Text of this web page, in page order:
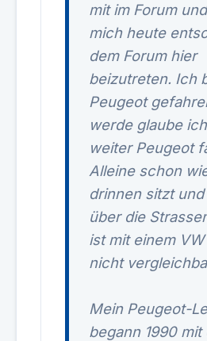
mit im Forum
mich heute
dem Forum hier
beizutreten. Ich
Peugeot
werde glaube
weiter Peugeot
Alleine schon
drinnen sitzt
über die
ist mit einem
nicht
Mein Peugeot-
begann 1990 mit